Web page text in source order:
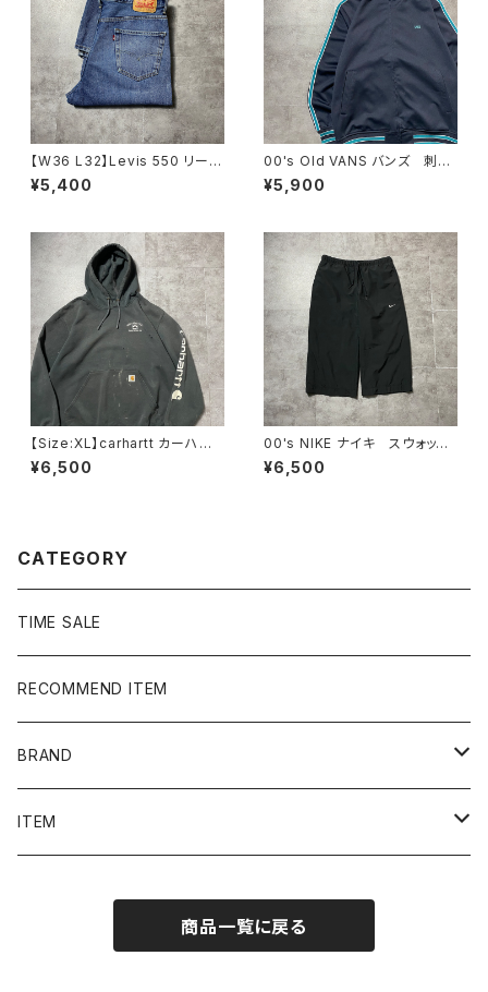
【W36 L32】Levis 550 リーバ
イス ジッパーフライ バギ
ー テーパード 140周年 デ
¥5,400
00's Old VANS バンズ 刺繍
ワンポイント ラインリブ ネイ
ビー ジャージ トラックジャケ
¥5,900
【Size:XL】carhartt カーハー
ト 刺繍企業ロゴ アームプリ
ント グッドダメージ ダークグ
¥6,500
00's NIKE ナイキ スウォッシ
ュ 刺繍ロゴ クロップド丈
ブラック 黒 ナイロンショー
¥6,500
CATEGORY
TIME SALE
RECOMMEND ITEM
BRAND
NIKE
ITEM
商品一覧に戻る